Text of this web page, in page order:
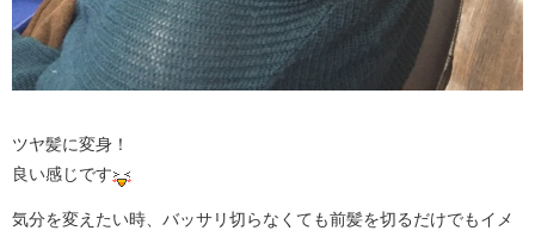
ツヤ髪に変身！
良い感じです
気分を変えたい時、バッサリ切らなくても前髪を切るだけでもイメ